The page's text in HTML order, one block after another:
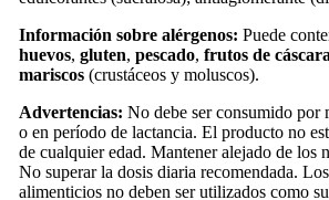
Información sobre alérgenos: Puede
huevos, gluten, pescado, frutos de cáscara
mariscos(crustáceos y moluscos).
Advertencias: No debe ser consumido por
o en período de lactancia. El producto no
de cualquier edad. Mantener alejado de los
No superar la dosis diaria recomendada.
alimenticios no deben ser utilizados como